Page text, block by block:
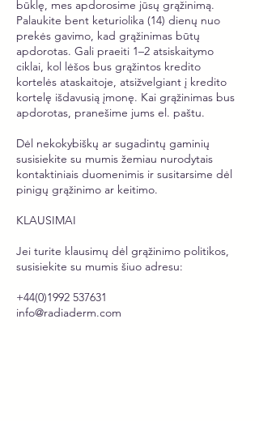
būklę, mes apdorosime jūsų grąžinimą.
Palaukite bent keturiolika (14) dienų nuo
prekės gavimo, kad grąžinimas būtų
apdorotas. Gali praeiti 1–2 atsiskaitymo
ciklai, kol lėšos bus grąžintos kredito
kortelės ataskaitoje, atsižvelgiant į kredito
kortelę išdavusią įmonę. Kai grąžinimas bus
apdorotas, pranešime jums el. paštu.
Dėl nekokybiškų ar sugadintų gaminių
susisiekite su mumis žemiau nurodytais
kontaktiniais duomenimis ir susitarsime dėl
pinigų grąžinimo ar keitimo.
KLAUSIMAI
Jei turite klausimų dėl grąžinimo politikos,
susisiekite su mumis šiuo adresu:
+44(0)1992 537631
info@radiaderm.com